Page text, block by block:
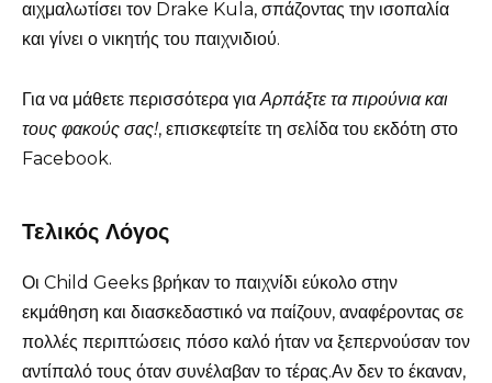
αιχμαλωτίσει τον Drake Kula, σπάζοντας την ισοπαλία
και γίνει ο νικητής του παιχνιδιού.
Για να μάθετε περισσότερα για Αρπάξτε τα πιρούνια και
τους φακούς σας!, επισκεφτείτε τη σελίδα του εκδότη στο
Facebook.
Τελικός Λόγος
Οι Child Geeks βρήκαν το παιχνίδι εύκολο στην
εκμάθηση και διασκεδαστικό να παίζουν, αναφέροντας σε
πολλές περιπτώσεις πόσο καλό ήταν να ξεπερνούσαν τον
αντίπαλό τους όταν συνέλαβαν το τέρας.Αν δεν το έκαναν,